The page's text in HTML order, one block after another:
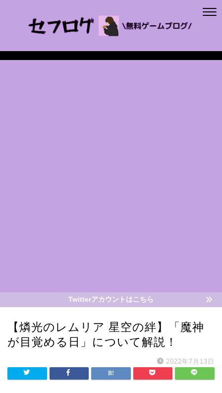
Twitterアカウントはこちら
【燐光のレムリア 星空の絆】「魔神
が目覚める日」について解説！
2022年7月13日